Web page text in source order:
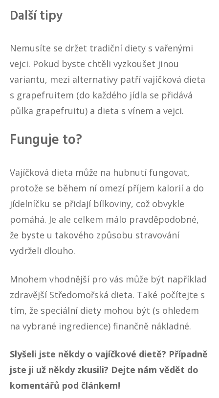
Další tipy
Nemusíte se držet tradiční diety s vařenými
vejci. Pokud byste chtěli vyzkoušet jinou
variantu, mezi alternativy patří vajíčková dieta
s grapefruitem (do každého jídla se přidává
půlka grapefruitu) a dieta s vínem a vejci.
Funguje to?
Vajíčková dieta může na hubnutí fungovat,
protože se během ní omezí příjem kalorií a do
jídelníčku se přidají bílkoviny, což obvykle
pomáhá. Je ale celkem málo pravděpodobné,
že byste u takového způsobu stravování
vydrželi dlouho.
Mnohem vhodnější pro vás může být například
zdravější Středomořská dieta. Také počítejte s
tím, že speciální diety mohou být (s ohledem
na vybrané ingredience) finančně nákladné.
Slyšeli jste někdy o vajíčkové dietě? Případně
jste ji už někdy zkusili? Dejte nám vědět do
komentářů pod článkem!